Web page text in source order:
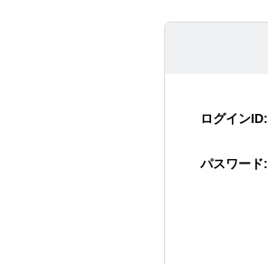
ログインID:
パスワード: